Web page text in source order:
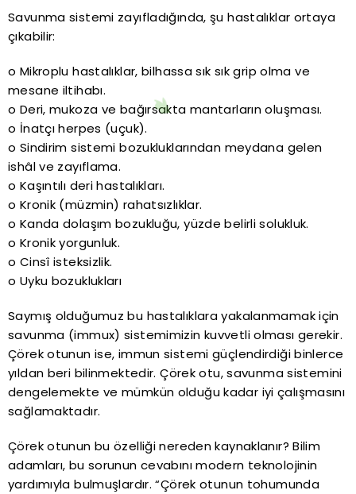
Savunma sistemi zayıfladığında, şu hastalıklar ortaya
çıkabilir:
o Mikroplu hastalıklar, bilhassa sık sık grip olma ve
mesane iltihabı.
o Deri, mukoza ve bağırsakta mantarların oluşması.
o İnatçı herpes (uçuk).
o Sindirim sistemi bozukluklarından meydana gelen
ishâl ve zayıflama.
o Kaşıntılı deri hastalıkları.
o Kronik (müzmin) rahatsızlıklar.
o Kanda dolaşım bozukluğu, yüzde belirli solukluk.
o Kronik yorgunluk.
o Cinsî isteksizlik.
o Uyku bozuklukları
Saymış olduğumuz bu hastalıklara yakalanmamak için
savunma (immux) sistemimizin kuvvetli olması gerekir.
Çörek otunun ise, immun sistemi güçlendirdiği binlerce
yıldan beri bilinmektedir. Çörek otu, savunma sistemini
dengelemekte ve mümkün olduğu kadar iyi çalışmasını
sağlamaktadır.
Çörek otunun bu özelliği nereden kaynaklanır? Bilim
adamları, bu sorunun cevabını modern teknolojinin
yardımıyla bulmuşlardır. “Çörek otunun tohumunda